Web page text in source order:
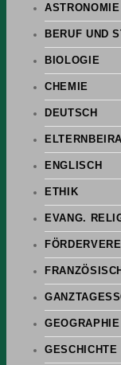
ASTRONOMIE
BERUF UND
BIOLOGIE
CHEMIE
DEUTSCH
ENGLISCH
ETHIK
EVANG.
FRANZÖSISCH
GEOGRAPHIE
GESCHICHTE